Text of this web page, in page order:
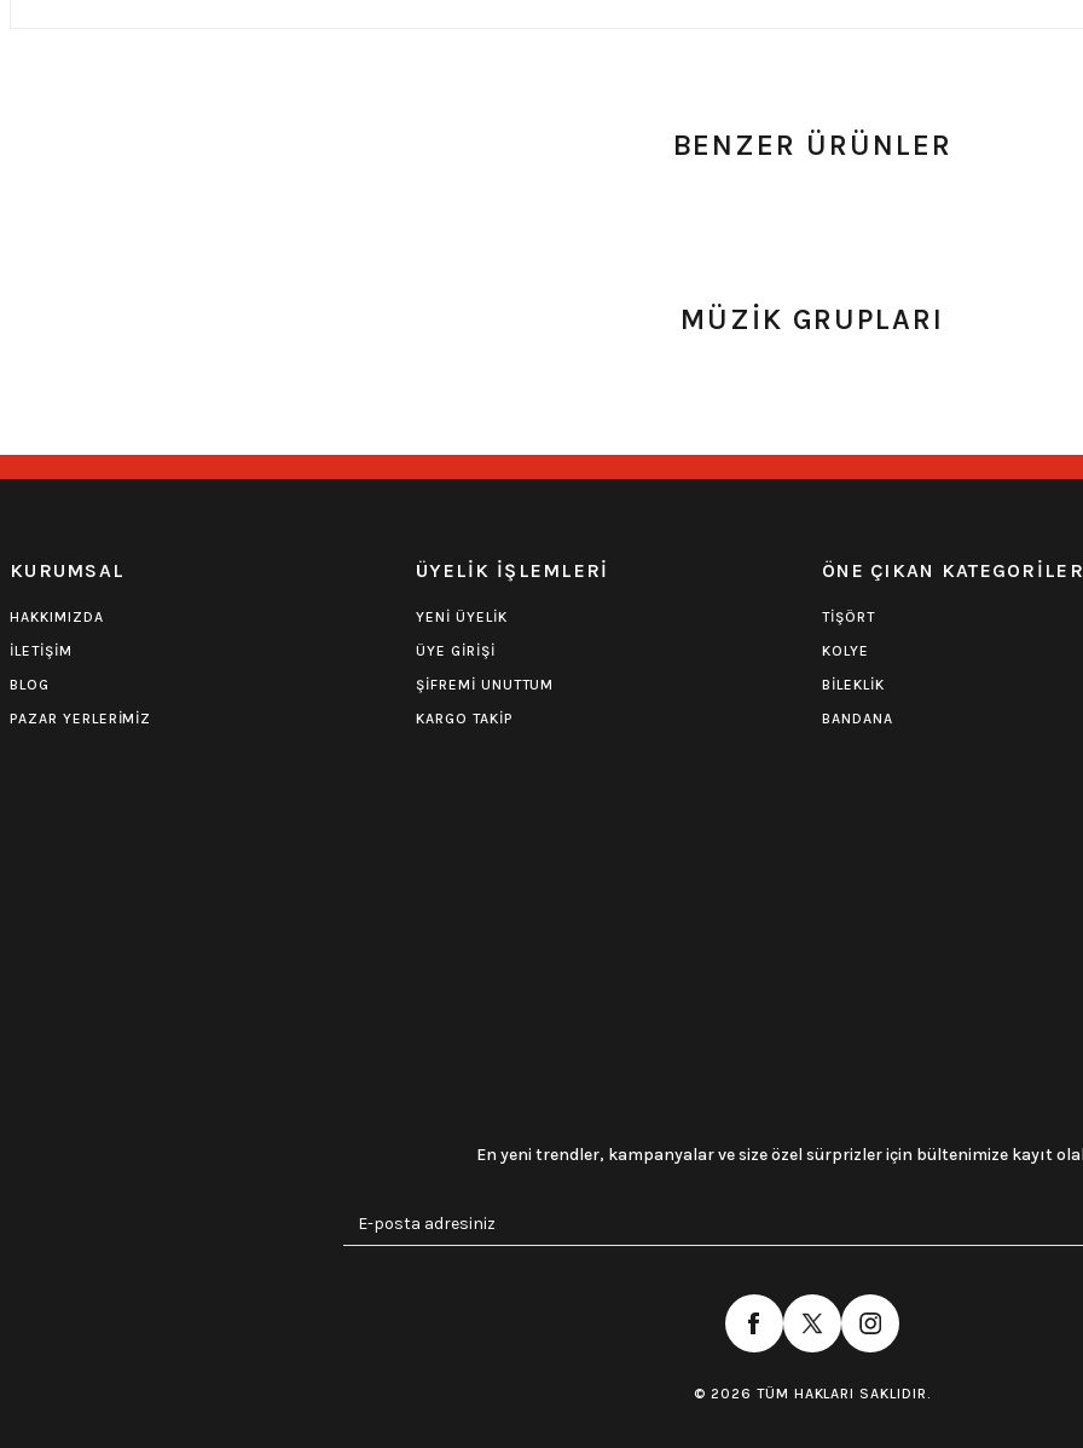
BENZER ÜRÜNLER
0.0 Puan - Yorum
549,00
MÜZİK GRUPLARI
KURUMSAL
HAKKIMIZDA
İLETİŞİM
BLOG
PAZAR YERLERİMİZ
ÜYELİK İŞLEMLERİ
YENİ ÜYELİK
ÜYE GİRİŞİ
ŞİFREMİ UNUTTUM
KARGO TAKİP
ÖNE ÇIKAN KATEGORİLER
TİŞÖRT
KOLYE
BİLEKLİK
BANDANA
En yeni trendler, kampanyalar ve size özel sürprizler için bültenimize kayıt
© 2026 TÜM HAKLARI SAKLIDIR.